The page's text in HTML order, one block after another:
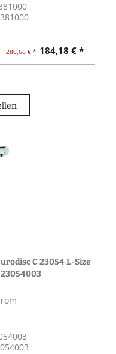
280,66 € * 184,18 € *
C 23054 L-Size